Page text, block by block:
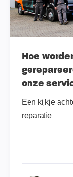
Hoe
onze
Een kijkje
reparatie